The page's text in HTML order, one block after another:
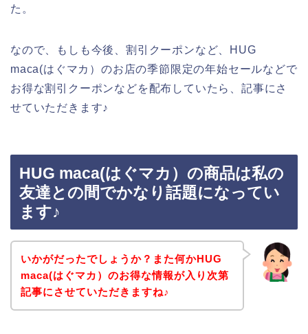
た。
なので、もしも今後、割引クーポンなど、HUG
maca(はぐマカ）のお店の季節限定の年始セールなどで
お得な割引クーポンなどを配布していたら、記事にさ
せていただきます♪
HUG maca(はぐマカ）の商品は私の
友達との間でかなり話題になってい
ます♪
いかがだったでしょうか？また何かHUG
maca(はぐマカ）のお得な情報が入り次第
記事にさせていただきますね♪